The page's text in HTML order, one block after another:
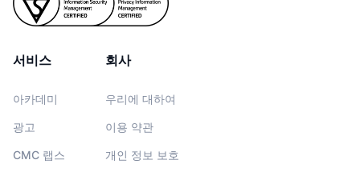
서비스
아카데미
광고
CMC 랩스
회사
우리에 대하여
이용 약관
개인 정보 보호